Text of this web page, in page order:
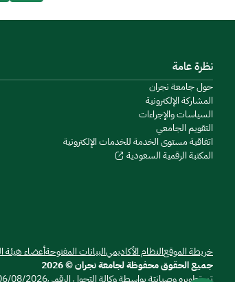
نظرة عامة
حول جامعة نجران
المشاركة الإلكترونية
السياسات والإجراءات
التقويم الجامعي
اتفاقية مستوى الخدمة للخدمات الإلكترونية
المكتبة الرقمية السعودية
خريطة الموقعالنظام الأكاديميالبيانات المفتوحةأعضاء هيئة
جميع الحقوق محفوظة لجامعة نجران © 2026
تم تطويره وصيانتة بواسطة وكالة التحول الرقمي08/2026